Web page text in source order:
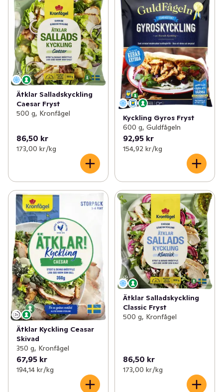
Ätklar Salladskyckling
Caesar Fryst
500 g, Kronfågel
86,50 kr
173,00 kr /kg
Kyckling Gyros Fryst
600 g, Guldfågeln
92,95 kr
154,92 kr /kg
Ätklar Kyckling Ceasar
Skivad
350 g, Kronfågel
67,95 kr
194,14 kr /kg
Ätklar Salladskyckling
Classic Fryst
500 g, Kronfågel
86,50 kr
173,00 kr /kg